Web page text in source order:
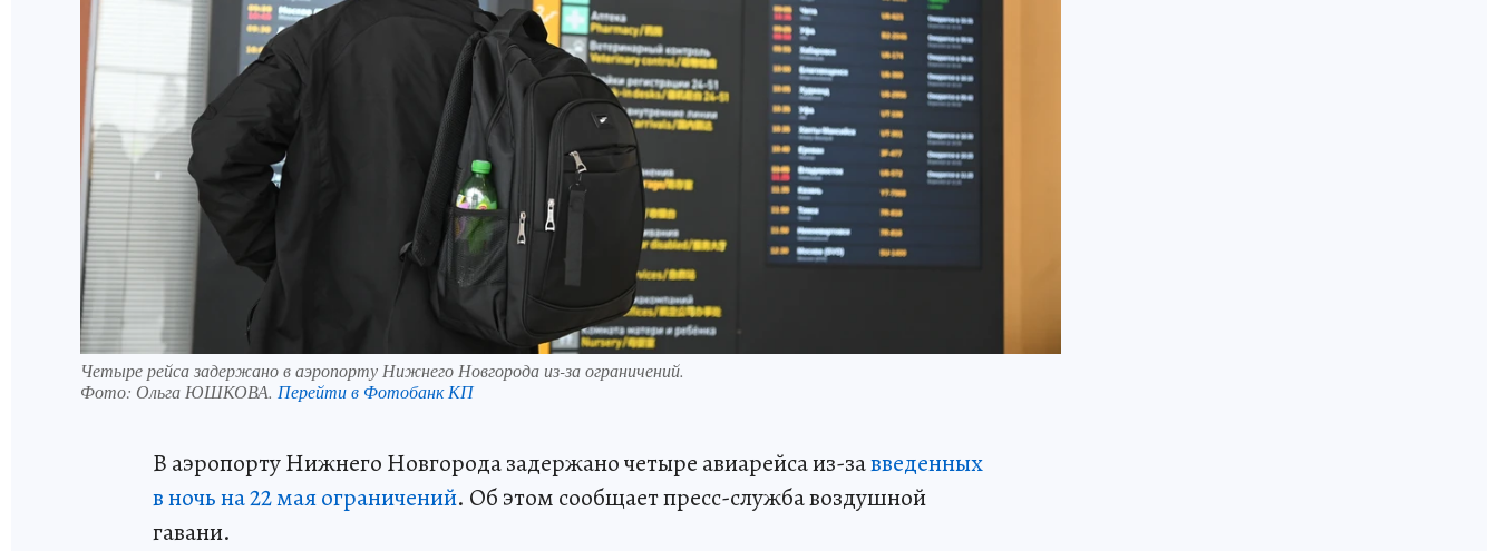
Четыре рейса задержано в аэропорту Нижнего Новгорода из-за ограничений.
Фото: Ольга ЮШКОВА. Перейти в Фотобанк КП
В аэропорту Нижнего Новгорода задержано четыре авиарейса из-завведенных
в ночь на 22 мая ограничений. Об этом сообщает пресс-служба воздушной
гавани.